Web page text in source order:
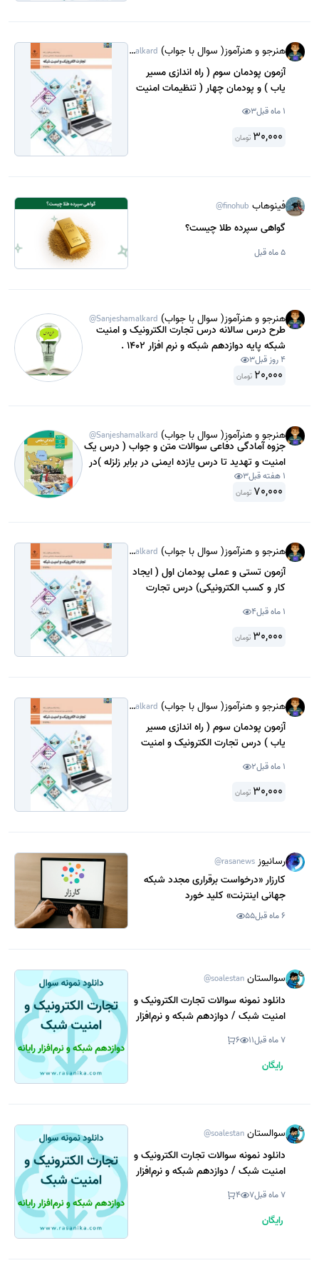
هنرجو و هنرآموز( سوال با جواب) @Sanjeshamalkard
آزمون پودمان سوم ( راه اندازی مسیر
یاب ) و پودمان چهار ( تنظیمات امنیت
شبکه ) درس تجارت الکترونیک و امنیت
شبکه پایه دوازدهم شبکه و نرم افزار
اسفند ماه 1403 با جواب.
1 ماه قبل 3
30,000 تومان
فینوهاب @finohub
گواهی سپرده طلا چیست؟
5 ماه قبل
هنرجو و هنرآموز( سوال با جواب) @Sanjeshamalkard
طرح درس سالانه درس تجارت الکترونیک و امنیت
شبکه پایه دوازدهم شبکه و نرم افزار 1402 .
4 روز قبل 3
20,000 تومان
هنرجو و هنرآموز( سوال با جواب) @Sanjeshamalkard
جزوه آمادگی دفاعی سوالات متن و جواب ( درس یک
امنیت و تهدید تا درس یازده ایمنی در برابر زلزله )در
بیش از 12 صفحه و درسنامه آن پایه دهم نظری و
دوازدهم فنی و کاردانش سال 1400
1 هفته قبل 3
70,000 تومان
هنرجو و هنرآموز( سوال با جواب) @Sanjeshamalkard
آزمون تستی و عملی پودمان اول ( ایجاد
کار و کسب الکترونیکی) درس تجارت
الکترونیک و امنیت شبکه پایه دوازدهم
شبکه و نرم افزار مهر ماه 1403 با جواب.1 ماه قبل 4
30,000 تومان
هنرجو و هنرآموز( سوال با جواب) @Sanjeshamalkard
آزمون پودمان سوم ( راه اندازی مسیر
یاب ) درس تجارت الکترونیک و امنیت
شبکه پایه دوازدهم شبکه و نرم افزار دی
ماه 1404 با جواب .1 ماه قبل 2
30,000 تومان
رسانیوز @rasanews
کارزار «درخواست برقراری مجدد شبکه
جهانی اینترنت» کلید خورد
6 ماه قبل 55
سوالستان @soalestan
دانلود نمونه سوالات تجارت الکترونیک و
امنیت شبک / دوازدهم شبکه و نرم‌افزار
رایانه 1404 (نسخه PDF) 7 ماه قبل 11
6
رایگان
سوالستان @soalestan
دانلود نمونه سوالات تجارت الکترونیک و
امنیت شبک / دوازدهم شبکه و نرم‌افزار
رایانه 1403 (نسخه PDF) 7 ماه قبل 7
4
رایگان